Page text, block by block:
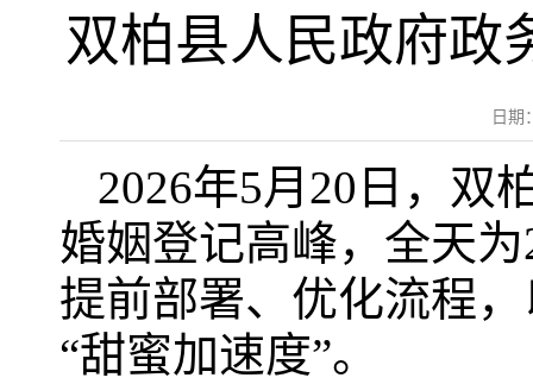
双柏县人民政府政
日
2026年5月20日，双
婚姻登记高峰，全天
提前部署、优化流程
“甜蜜加速度”。